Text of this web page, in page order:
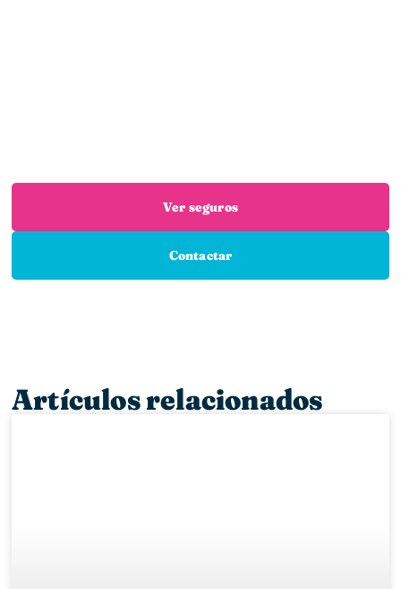
Ver seguros
Contactar
Artículos relacionados